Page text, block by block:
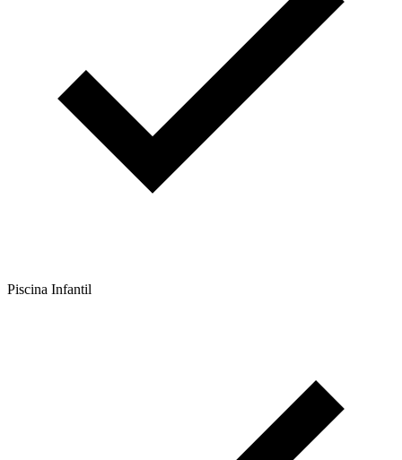
Piscina Infantil